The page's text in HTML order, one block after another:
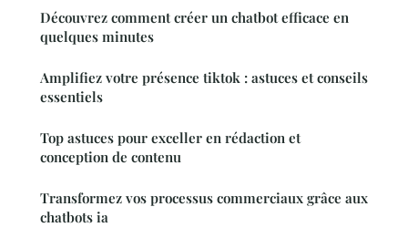
Découvrez comment créer un chatbot efficace en
quelques minutes
Amplifiez votre présence tiktok : astuces et conseils
essentiels
Top astuces pour exceller en rédaction et
conception de contenu
Transformez vos processus commerciaux grâce aux
chatbots ia